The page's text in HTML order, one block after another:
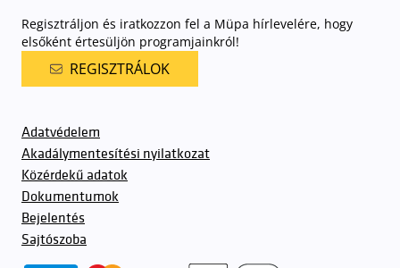
Regisztráljon és iratkozzon fel a Müpa hírlevelére, hogy
elsőként értesüljön programjainkról!
REGISZTRÁLOK
Adatvédelem
Akadálymentesítési nyilatkozat
Közérdekű adatok
Dokumentumok
Bejelentés
Sajtószoba